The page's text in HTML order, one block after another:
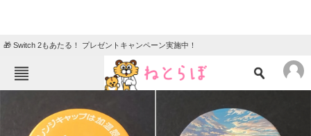
🎁 Switch 2もあたる！ プレゼントキャンペーン実施中！